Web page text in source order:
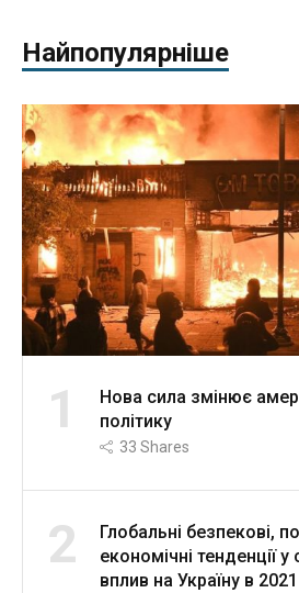
Найпопулярніше
1
Нова сила змінює
політику
33 Shares
2
Глобальні безпекові,
економічні тенденції у
вплив на Україну в